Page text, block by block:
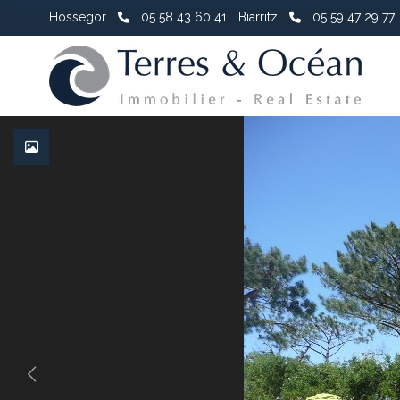
Hossegor 05 58 43 60 41 Biarritz 05 59 47 29 77